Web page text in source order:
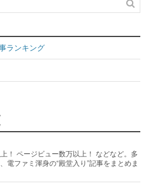
ランキング
！ ページビュー数万以上！ などなど。多
電ファミ渾身の“殿堂入り”記事をまとめま